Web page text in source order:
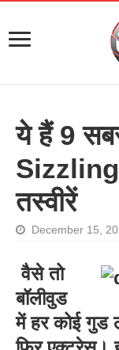
ये हैं 9
Sizzling
तस्वीरें
December 15,
वैसे तो
बॉलीवुड
में हर कोई गुड